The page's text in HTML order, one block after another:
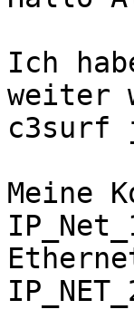
Ich
weiter
c3surf
Meine